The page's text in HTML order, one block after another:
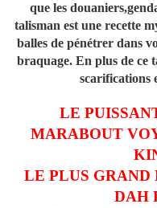
que les
talisman est une recette
balles de pénétrer dans
braquage. En plus de ce
scarifications
LE
MARABOUT
LE PLUS GRAND
DAH